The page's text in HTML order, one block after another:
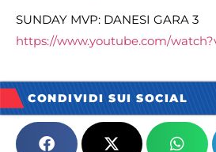
SUNDAY MVP: DANESI GARA 3
https://www.youtube.com/
CONDIVIDI SUI SOCIAL